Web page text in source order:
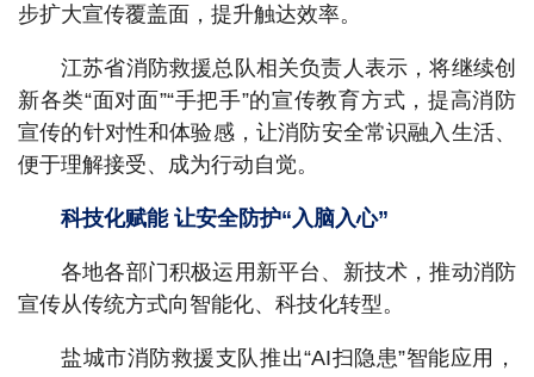
步扩大宣传覆盖面，提升触达效率。
江苏省消防救援总队相关负责人表示，将继续创
新各类“面对面”“手把手”的宣传教育方式，提高消防
宣传的针对性和体验感，让消防安全常识融入生活、
便于理解接受、成为行动自觉。
科技化赋能 让安全防护“入脑入心”
各地各部门积极运用新平台、新技术，推动消防
宣传从传统方式向智能化、科技化转型。
盐城市消防救援支队推出“AI扫隐患”智能应用，